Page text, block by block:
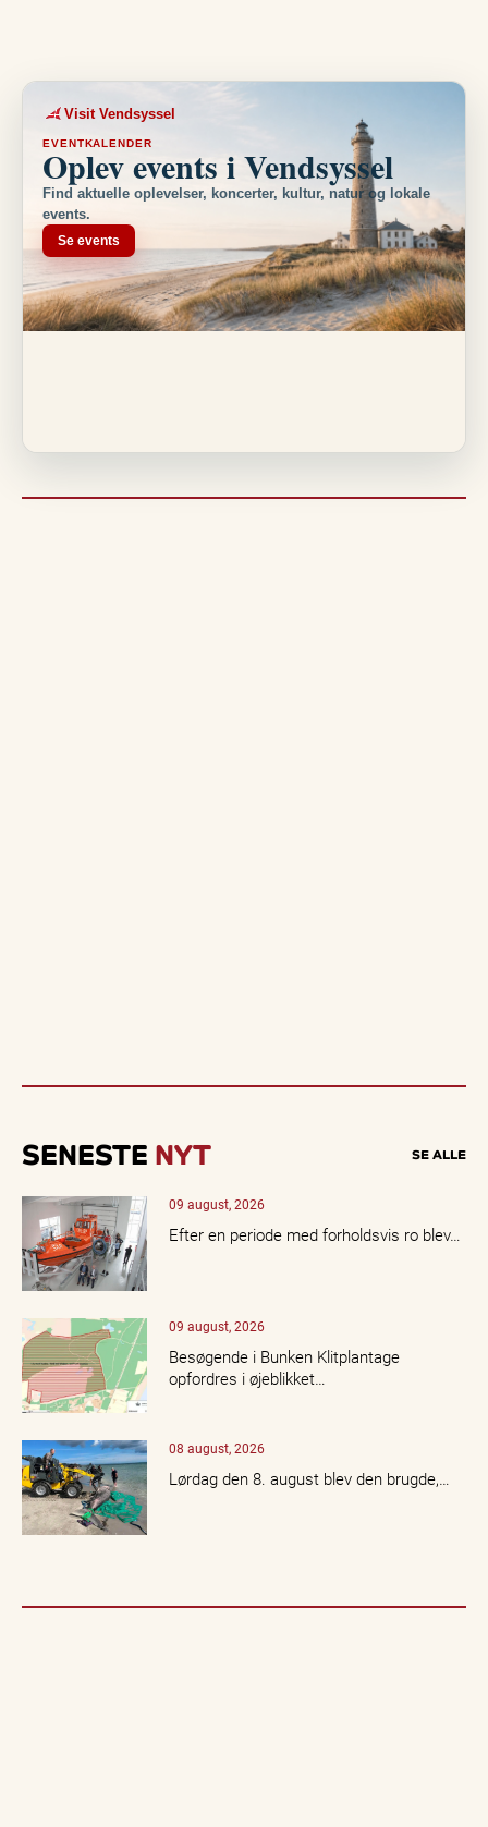
Visit Vendsyssel
EVENTKALENDER
Oplev events i Vendsyssel
Find aktuelle oplevelser, koncerter, kultur, natur og lokale
events.
Se events
SENESTE NYT SE ALLE
09 august, 2026
Efter en periode med forholdsvis ro blev…
09 august, 2026
Besøgende i Bunken Klitplantage
opfordres i øjeblikket…
08 august, 2026
Lørdag den 8. august blev den brugde,…